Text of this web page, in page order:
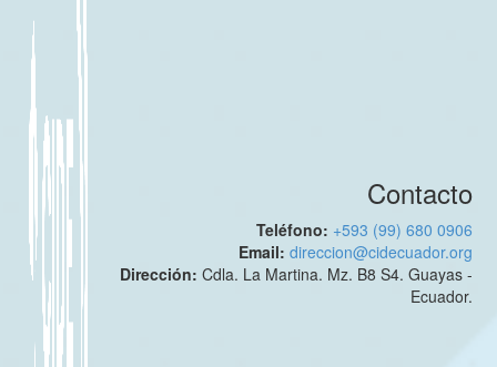
Contacto
Teléfono: +593 (99) 680 0906
Email:direccion@cidecuador.org
Dirección:Cdla. La Martina. Mz. B8 S4. Guayas -
Ecuador.